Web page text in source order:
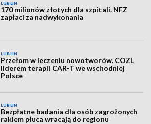
LUBLIN
170 milionów złotych dla szpitali. NFZ
zapłaci za nadwykonania
LUBLIN
Przełom w leczeniu nowotworów. COZL
liderem terapii CAR-T we wschodniej
Polsce
LUBLIN
Bezpłatne badania dla osób zagrożonych
rakiem płuca wracają do regionu